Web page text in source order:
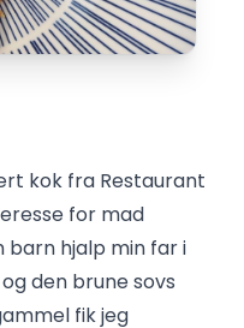
kok fra Restaurant
for mad
hjalp min far i
den brune sovs
fik jeg